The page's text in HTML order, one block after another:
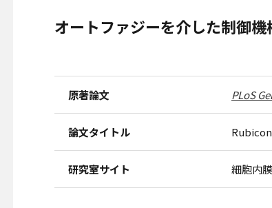
オートファジーを介した制御
原著論文 PLoS
論文タイトル
研究室サイト 細胞内